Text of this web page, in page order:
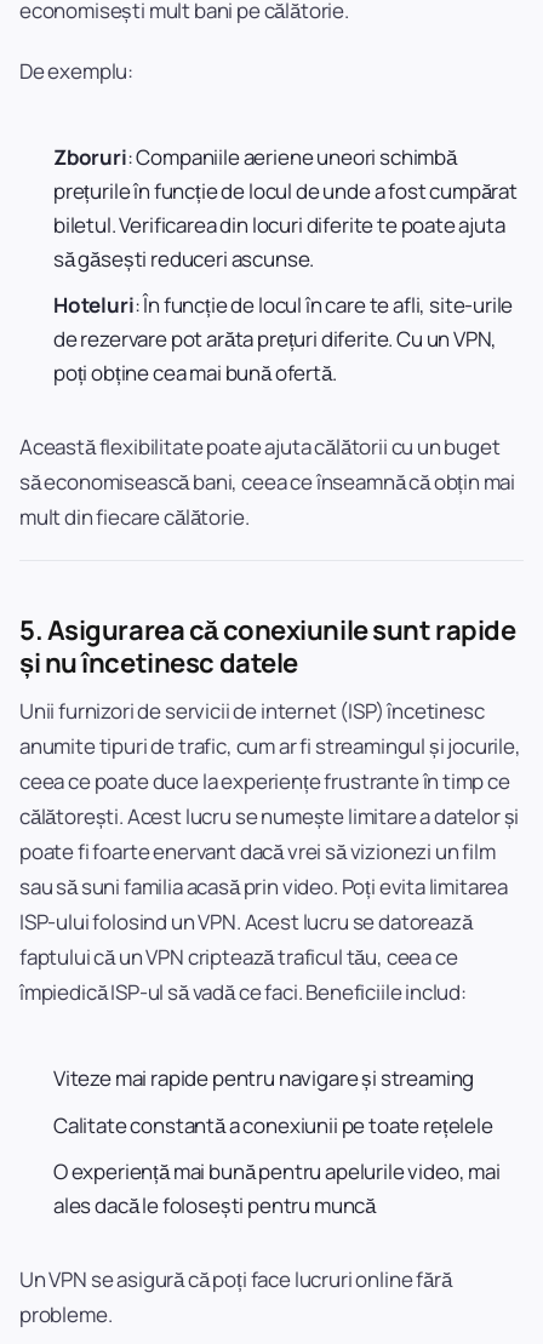
economisești mult bani pe călătorie.
De exemplu:
Zboruri: Companiile aeriene uneori schimbă
prețurile în funcție de locul de unde a fost cumpărat
biletul. Verificarea din locuri diferite te poate ajuta
să găsești reduceri ascunse.
Hoteluri: În funcție de locul în care te afli, site-urile
de rezervare pot arăta prețuri diferite. Cu un VPN,
poți obține cea mai bună ofertă.
Această flexibilitate poate ajuta călătorii cu un buget
să economisească bani, ceea ce înseamnă că obțin mai
mult din fiecare călătorie.
5.Asigurarea că conexiunile sunt rapide
și nu încetinesc datele
Unii furnizori de servicii de internet (ISP) încetinesc
anumite tipuri de trafic, cum ar fi streamingul și jocurile,
ceea ce poate duce la experiențe frustrante în timp ce
călătorești. Acest lucru se numește limitare a datelor și
poate fi foarte enervant dacă vrei să vizionezi un film
sau să suni familia acasă prin video. Poți evita limitarea
ISP-ului folosind un VPN. Acest lucru se datorează
faptului că un VPN criptează traficul tău, ceea ce
împiedică ISP-ul să vadă ce faci. Beneficiile includ:
Viteze mai rapide pentru navigare și streaming
Calitate constantă a conexiunii pe toate rețelele
O experiență mai bună pentru apelurile video, mai
ales dacă le folosești pentru muncă
Un VPN se asigură că poți face lucruri online fără
probleme.